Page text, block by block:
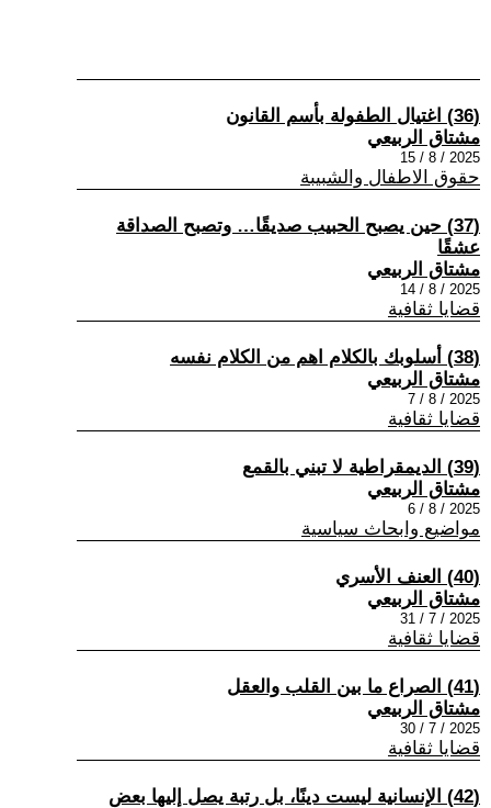
(36) اغتيال الطفولة بأسم القانون
مشتاق الربيعي
2025 / 8 / 15
حقوق الاطفال والشبيبة
(37) حين يصبح الحبيب صديقًا… وتصبح الصداقة
عشقًا
مشتاق الربيعي
2025 / 8 / 14
قضايا ثقافية
(38) أسلوبك بالكلام اهم من الكلام نفسه
مشتاق الربيعي
2025 / 8 / 7
قضايا ثقافية
(39) الديمقراطية لا تبني بالقمع
مشتاق الربيعي
2025 / 8 / 6
مواضيع وابحاث سياسية
(40) العنف الأسري
مشتاق الربيعي
2025 / 7 / 31
قضايا ثقافية
(41) الصراع ما بين القلب والعقل
مشتاق الربيعي
2025 / 7 / 30
قضايا ثقافية
(42) الإنسانية ليست دينًا، بل رتبة يصل إليها بعض